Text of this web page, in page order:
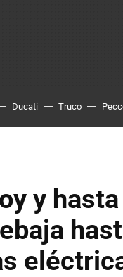
Ducati Truco
y